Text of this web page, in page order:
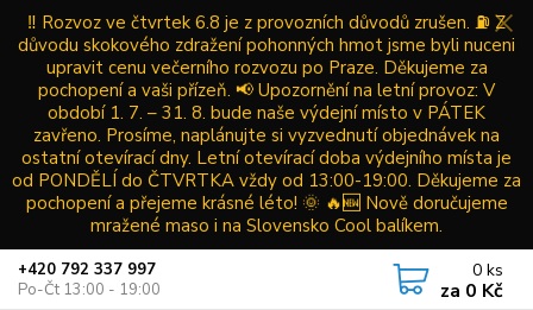
‼️ Rozvoz ve čtvrtek 6.8 je z provozních důvodů zrušen. ⛽ Z
důvodu skokového zdražení pohonných hmot jsme byli nuceni
upravit cenu večerního rozvozu po Praze. Děkujeme za
pochopení a vaši přízeň. 📢 Upozornění na letní provoz: V
období 1. 7. – 31. 8. bude naše výdejní místo v PÁTEK
zavřeno. Prosíme, naplánujte si vyzvednutí objednávek na
ostatní otevírací dny. Letní otevírací doba výdejního místa je
od PONDĚLÍ do ČTVRTKA vždy od 13:00-19:00. Děkujeme za
pochopení a přejeme krásné léto! 🌞 🔥🆕 Nově doručujeme
mražené maso i na Slovensko Cool balíkem.
+420 792 337 997
Po-Čt 13:00 - 19:00
0 ks
za 0 Kč